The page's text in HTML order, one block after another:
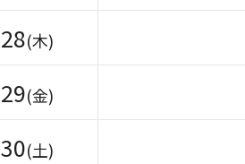
28(木)
29(金)
30(土)